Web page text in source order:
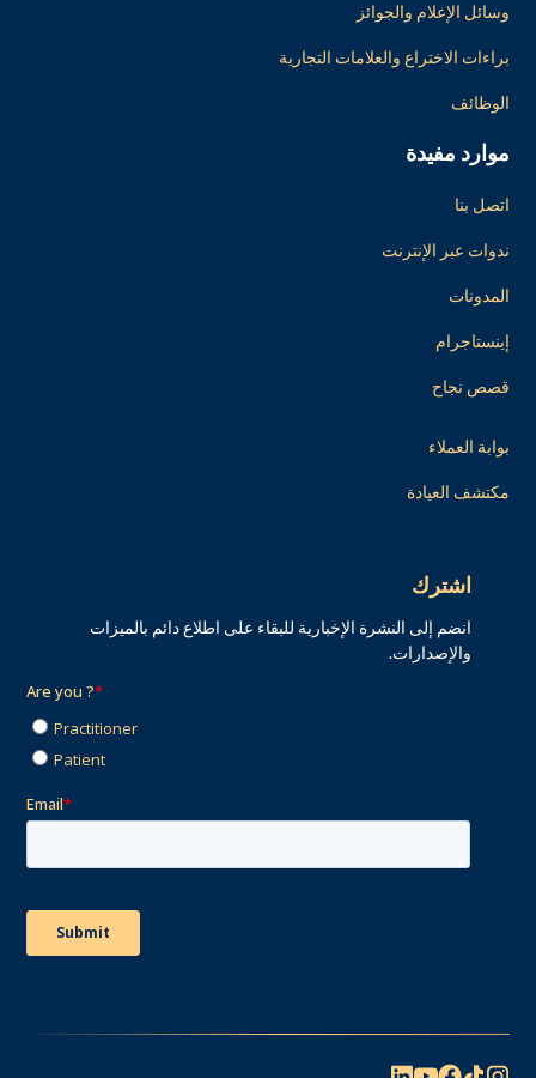
وسائل الإعلام والجوائز
براءات الاختراع والعلامات التجارية
الوظائف
موارد مفيدة
اتصل بنا
ندوات عبر الإنترنت
المدونات
إينستاجرام
قصص نجاح
بوابة العملاء
مكتشف العيادة
اشترك
انضم إلى النشرة الإخبارية للبقاء على اطلاع دائم بالميزات
والإصدارات.